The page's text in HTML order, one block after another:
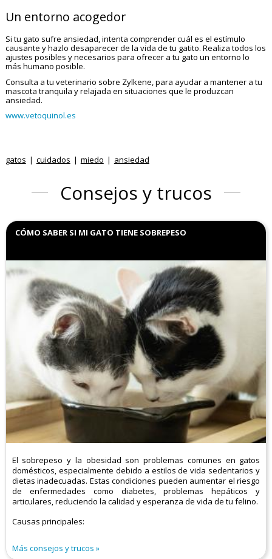
Un entorno acogedor
Si tu gato sufre ansiedad, intenta comprender cuál es el estímulo
causante y hazlo desaparecer de la vida de tu gatito. Realiza todos los
ajustes posibles y necesarios para ofrecer a tu gato un entorno lo
más humano posible.
Consulta a tu veterinario sobre Zylkene, para ayudar a mantener a tu
mascota tranquila y relajada en situaciones que le produzcan
ansiedad.
www.vetoquinol.es
gatos cuidados miedo ansiedad
Consejos y trucos
CÓMO SABER SI MI GATO TIENE SOBREPESO
El sobrepeso y la obesidad son problemas comunes en gatos
domésticos, especialmente debido a estilos de vida sedentarios y
dietas inadecuadas. Estas condiciones pueden aumentar el riesgo
de enfermedades como diabetes, problemas hepáticos y
articulares, reduciendo la calidad y esperanza de vida de tu felino.​
Causas principales:
Más consejos y trucos